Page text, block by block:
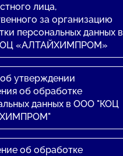
лица,
за организацию
персональных данных в
«АЛТАЙХИМПРОМ»
утверждении
об обработке
данных в ООО "КОЦ
об обработке